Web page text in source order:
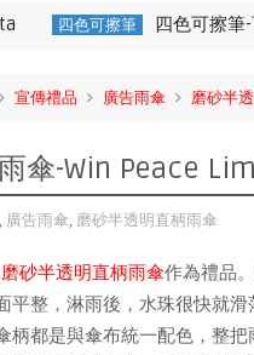
四色可擦筆 四色可擦筆-百通
宣傳禮品 廣告雨傘 磨砂半
傘-Win Peace
, 廣告雨傘, 磨砂半透明直柄雨傘
磨砂半透明直柄雨傘作為禮品
平整，淋雨後，水珠很快就
柄都是與傘布統一配色，整